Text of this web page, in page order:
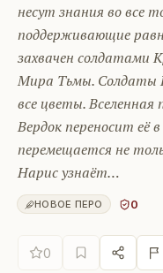
несут знания во все
поддерживающие
захвачен солдатами
Мира Тьмы. Солдаты
все цветы.
Вердок переносит её
перемещается не
Нарис узнаёт…
НОВОЕ ПЕРО 0
0